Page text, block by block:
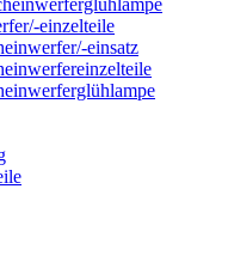
einzelteile
einsatz